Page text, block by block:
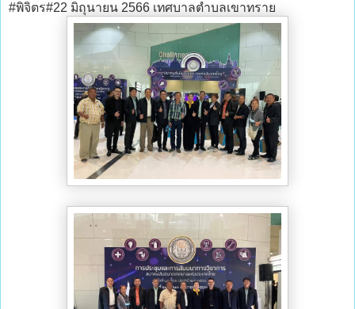
#พิจิตร#22 มิถุนายน 2566 เทศบาลตำบลเขาทราย